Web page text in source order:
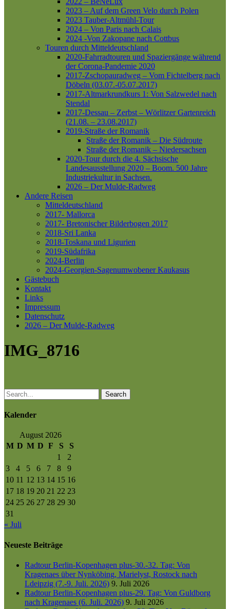
2023 – Auf dem Green Velo durch Polen
2023 Tauber-Altmühl-Tour
2024 – Von Paris nach Calais
2024 -Von Zakopane nach Cottbus
Touren durch Mitteldeutschland
2020-Fahrradtouren und Spaziergänge während
der Corona-Pandemie 2020
2017-Zschopauradweg – Vom Fichtelberg nach
Döbeln (03.07.-05.07.2017)
2017-Altmarkrundkurs 1: Von Salzwedel nach
Stendal
2017-Dessau – Zerbst – Wörlitzer Gartenreich
(21.08. – 23.08.2017)
2019-Straße der Romanik
Straße der Romanik – Die Südroute
Straße der Romanik – Niedersachsen
2020-Tour durch die 4. Sächsische
Landesausstellung 2020 – Boom. 500 Jahre
Industriekultur in Sachsen.
2026 – Der Mulde-Radweg
Andere Reisen
Mitteldeutschland
2017- Mallorca
2017- Bretonischer Bilderbogen 2017
2018-Sri Lanka
2018-Toskana und Ligurien
2019-Südafrika
2024-Berlin
2024-Georgien-Sagenumwobener Kaukasus
Gästebuch
Kontakt
Links
Impressum
Datenschutz
2026 – Der Mulde-Radweg
IMG_8716
Search
Kalender
August 2026
M D M D F S
S
1
2
3
4 5 6 7 8
9
10 11 12 13 14 15 16
17 18 19 20 21 22 23
24 25 26 27 28 29 30
31
« Juli
Neueste Beiträge
Radtour Berlin-Kopenhagen plus-30.-32. Tag: Von
Kragenaes über Nynköbing, Marielyst, Rostock nach
Ldeipzig (7.-9. Juli. 2026) 9. Juli 2026
Radtour Berlin-Kopenhagen plus-29. Tag: Von Guldborg
nach Kragenaes (6. Juli. 2026) 9. Juli 2026